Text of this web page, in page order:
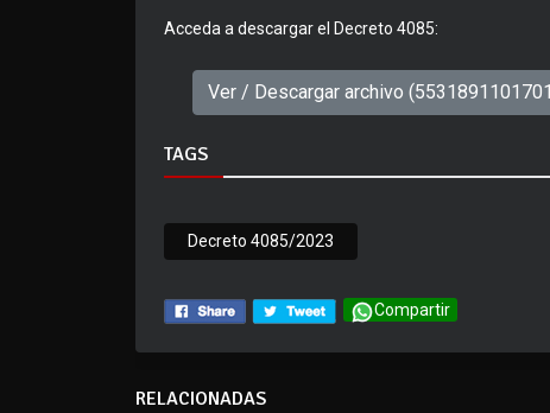
Acceda a descargar el Decreto 4085:
Ver / Descargar archivo
TAGS
Decreto 4085/2023
Compartir
RELACIONADAS